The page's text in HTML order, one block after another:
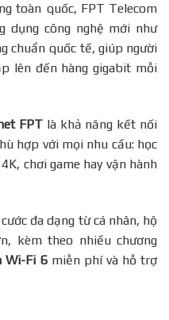
toàn quốc, FPT Telecom
dụng công nghệ mới như
chuẩn quốc tế, giúp người
lên đến hàng gigabit mỗi
FPTlà khả năng kết nối
hợp với mọi nhu cầu: học
chơi game hay vận hành
đa dạng từ cá nhân, hộ
kèm theo nhiều chương
Wi-Fi 6miễn phí và hỗ trợ